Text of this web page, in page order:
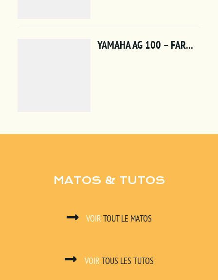
MATOS & TUTOS
VOIR TOUT LE MATOS
VOIR TOUS LES TUTOS